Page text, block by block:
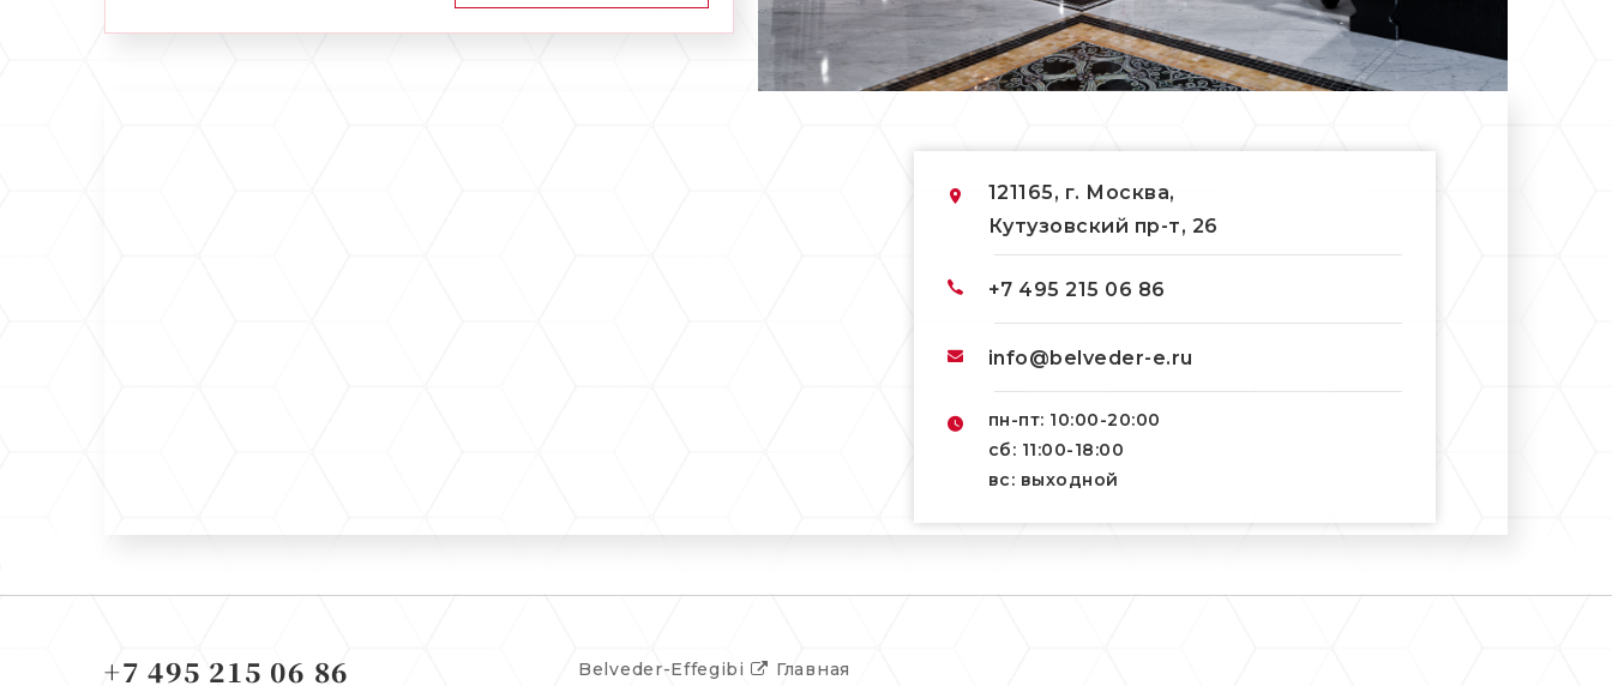
121165, г. Москва,
Кутузовский пр-т, 26
+7 495 215 06 86
info@belveder-e.ru
пн-пт: 10:00-20:00
сб: 11:00-18:00
вс: выходной
+7 495 215 06 86 Главная
Belveder-Effegibi